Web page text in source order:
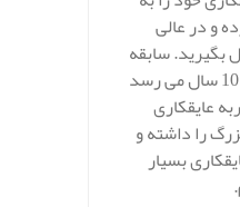
و در عالی
بگیرید. سابقه
فعالیت ما به بیش از 10 سال می رسد
عایقکاری
را داشته و
بسیار